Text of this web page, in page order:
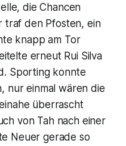
die Chancen
traf den Pfosten, ein
knapp am Tor
erneut Rui Silva
Sporting konnte
nur einmal wären die
überrascht
von Tah nach einer
Neuer gerade so